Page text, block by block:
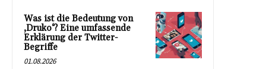
Was ist die Bedeutung von
‚Druko‘? Eine umfassende
Erklärung der Twitter-
Begriffe
01.08.2026